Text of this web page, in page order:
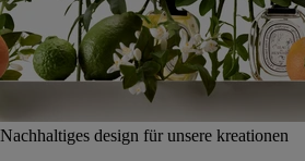
Nachhaltiges design für unsere kreationen